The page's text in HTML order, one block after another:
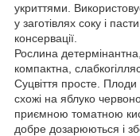
укриттями.
у заготівлях соку і
консервації.
Рослина
компактна,
Суцвіття просте.
схожі на яблуко
приємною томатною
добре дозарюються і